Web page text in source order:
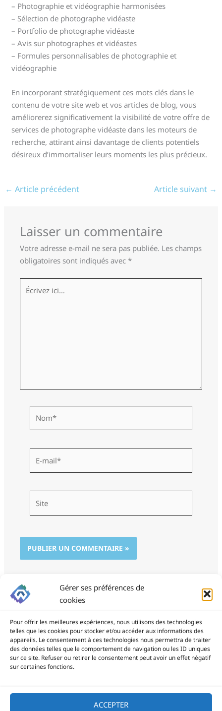
Gérer ses préférences de
cookies
Pour offrir les meilleures expériences, nous utilisons des technologies
telles que les cookies pour stocker et/ou accéder aux informations des
appareils. Le consentement à ces technologies nous permettra de traiter
des données telles que le comportement de navigation ou les ID uniques
sur ce site. Refuser ou retirer le consentement peut avoir un effet négatif
sur certaines fonctions.
ACCEPTER
– Photographie et vidéographie harmonisées
– Sélection de photographe vidéaste
– Portfolio de photographe vidéaste
– Avis sur photographes et vidéastes
– Formules personnalisables de photographie et
vidéographie
En incorporant stratégiquement ces mots clés dans le
contenu de votre site web et vos articles de blog, vous
améliorerez significativement la visibilité de votre offre de
services de photographe vidéaste dans les moteurs de
recherche, attirant ainsi davantage de clients potentiels
désireux d’immortaliser leurs moments les plus précieux.
← Article précédent Article suivant →
Laisser un commentaire
Votre adresse e-mail ne sera pas publiée. Les champs
obligatoires sont indiqués avec*
Écrivez
ici…
mail*
ProSite - 06 85 94 34 21
prositegestion@gmail.com
Copyright © 2026